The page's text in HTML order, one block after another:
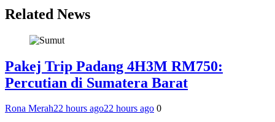
Related News
Pakej Trip Padang 4H3M RM750:
Percutian di Sumatera Barat
Rona Merah22 hours ago22 hours ago 0